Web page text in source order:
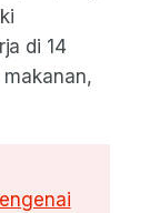
di 14